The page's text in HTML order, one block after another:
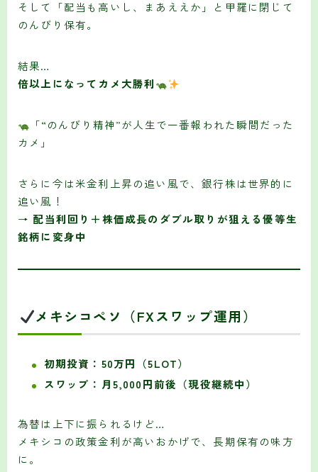
そして「配当も高いし、まあええか」と甲羅に閉じて
のんびり保有。
結果…
倍以上になってカメ大勝利
「“のんびり精神”が人生で一番報われた瞬間だった
カメ」
さらに今は米金利上昇の追い風で、銀行株は世界的に
追い風！
→ 配当利回り＋株価成長のダブル取りが狙える優等生
銘柄に変身中
メキシコペソ（FXスワップ運用）
初期投資：50万円（5LOT）
スワップ：月5,000円前後（現役継続中）
為替は上下に振られるけど…
メキシコの政策金利が高いおかげで、長期保有の味方
に。